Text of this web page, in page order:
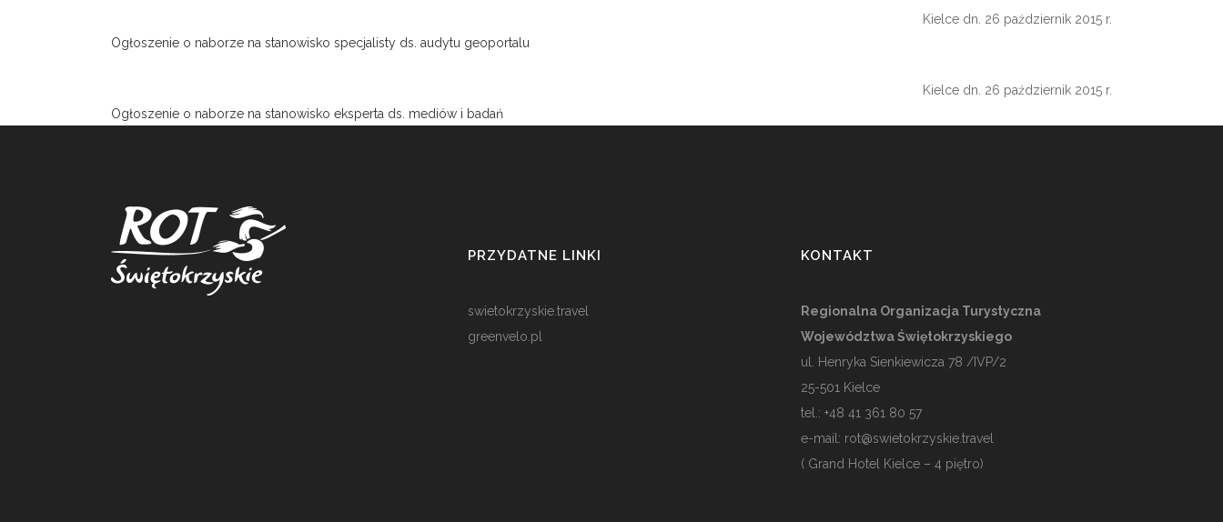
Kielce dn. 26 październik 2015 r.
Ogłoszenie o naborze na stanowisko specjalisty ds. audytu geoportalu
Kielce dn. 26 październik 2015 r.
Ogłoszenie o naborze na stanowisko eksperta ds. mediów i badań
PRZYDATNE LINKI
swietokrzyskie.travel
greenvelo.pl
KONTAKT
Regionalna Organizacja Turystyczna
Województwa Świętokrzyskiego
ul. Henryka Sienkiewicza 78 /IVP/2
25-501 Kielce
tel.: +48 41 361 80 57
e-mail: rot@swietokrzyskie.travel
( Grand Hotel Kielce – 4 piętro)